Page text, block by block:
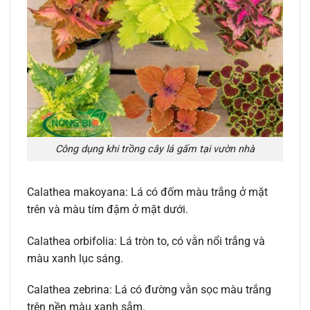
Công dụng khi trồng cây lá gấm tại vườn nhà
Calathea makoyana: Lá có đốm màu trắng ở mặt
trên và màu tím đậm ở mặt dưới.
Calathea orbifolia: Lá tròn to, có vằn nổi trắng và
màu xanh lục sáng.
Calathea zebrina: Lá có đường vằn sọc màu trắng
trên nền màu xanh sẫm.